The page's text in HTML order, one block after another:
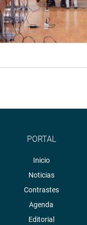
PORTAL
Inicio
Noticias
Contrastes
Agenda
Editorial